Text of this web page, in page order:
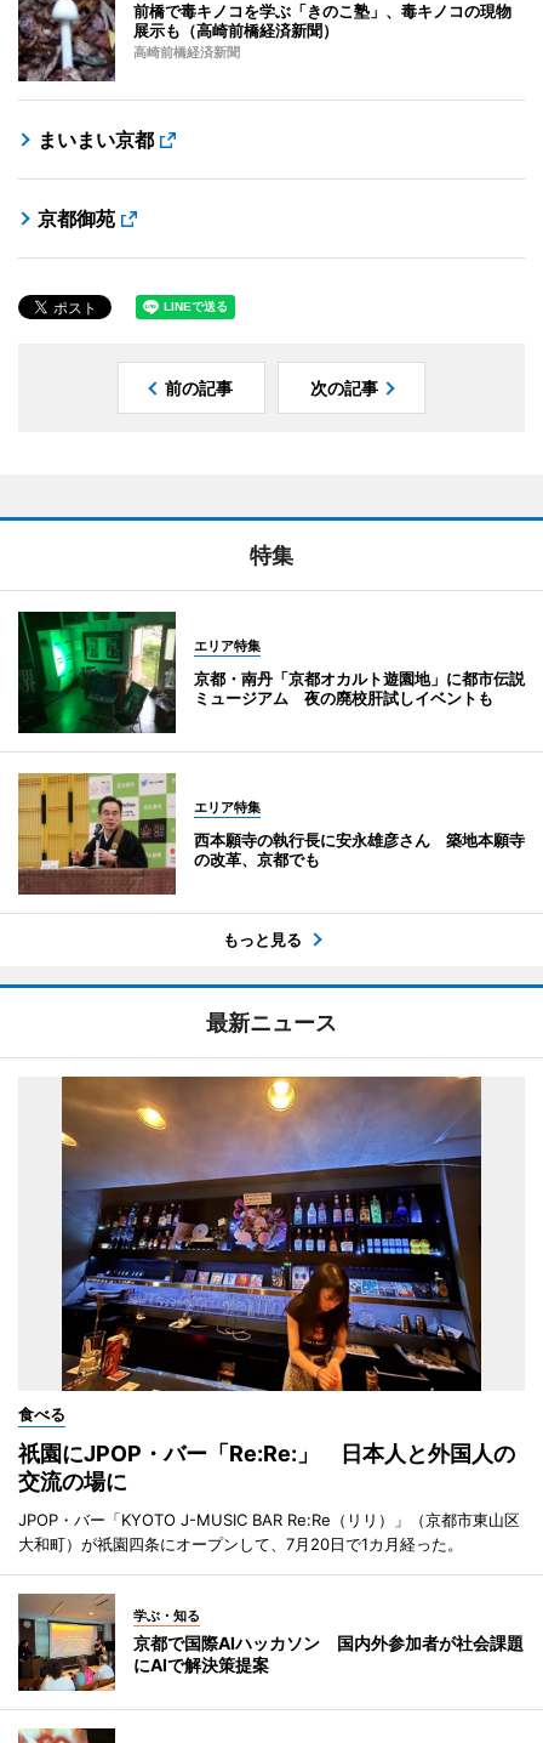
前橋で毒キノコを学ぶ「きのこ塾」、毒キノコの現物
展示も（高崎前橋経済新聞）
高崎前橋経済新聞
まいまい京都
京都御苑
前の記事 次の記事
特集
エリア特集
京都・南丹「京都オカルト遊園地」に都市伝説
ミュージアム 夜の廃校肝試しイベントも
エリア特集
西本願寺の執行長に安永雄彦さん 築地本願寺
の改革、京都でも
もっと見る
最新ニュース
食べる
祇園にJPOP・バー「Re:Re:」 日本人と外国人の
交流の場に
JPOP・バー「KYOTO J-MUSIC BAR Re:Re（リリ）」（京都市東山区
大和町）が祇園四条にオープンして、7月20日で1カ月経った。
学ぶ・知る
京都で国際AIハッカソン 国内外参加者が社会課題
にAIで解決策提案